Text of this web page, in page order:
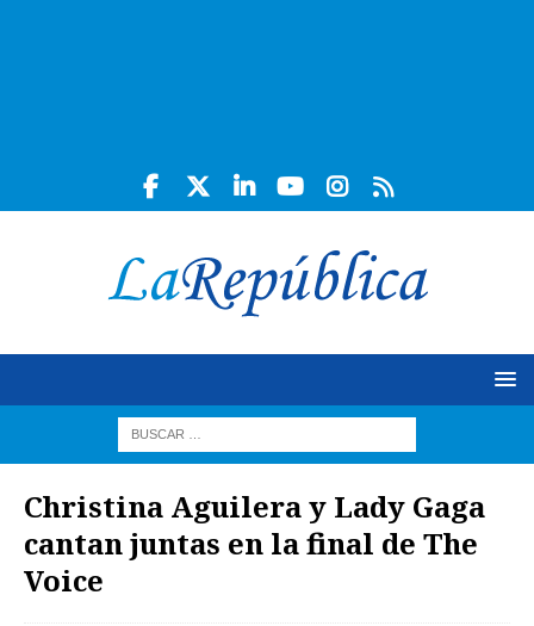
Christina Aguilera y Lady Gaga
cantan juntas en la final de The
Voice